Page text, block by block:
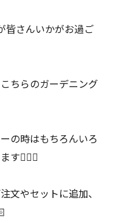
皆さんいかがお過ご
ちらのガーデニング
の時はもちろんいろ
👍🏻✨
文やセットに追加、